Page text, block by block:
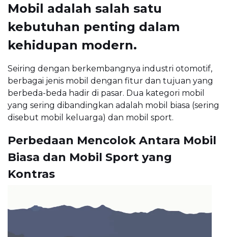
Mobil adalah salah satu
kebutuhan penting dalam
kehidupan modern.
Seiring dengan berkembangnya industri otomotif,
berbagai jenis mobil dengan fitur dan tujuan yang
berbeda-beda hadir di pasar. Dua kategori mobil
yang sering dibandingkan adalah mobil biasa (sering
disebut mobil keluarga) dan mobil sport.
Perbedaan Mencolok Antara Mobil
Biasa dan Mobil Sport yang
Kontras